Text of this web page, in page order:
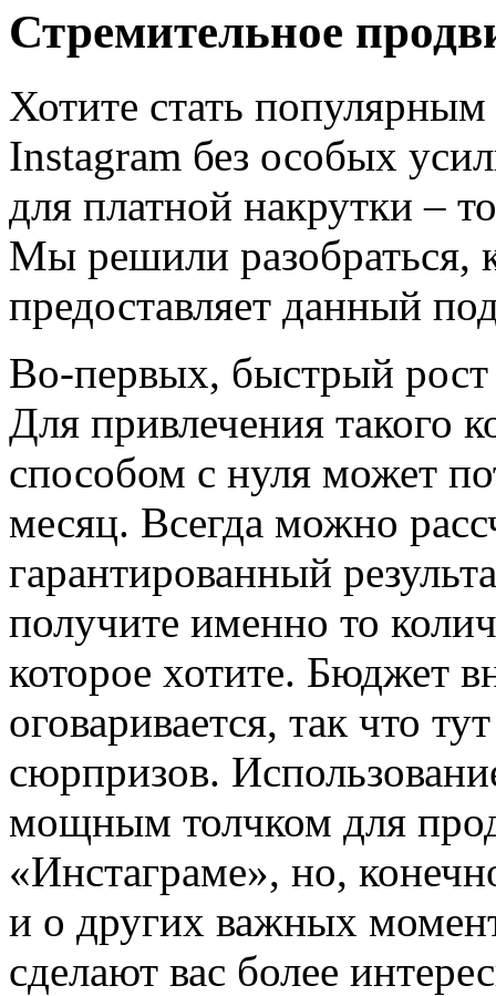
Стремительное
Хотите стать
Instagram без особых
для платной накрутки –
Мы решили разобраться,
предоставляет данный
Во-первых, быстрый рост
Для привлечения такого
способом с нуля может
месяц. Всегда можно
гарантированный
получите именно то
которое хотите. Бюджет
оговаривается, так что
сюрпризов.
мощным толчком для
«Инстаграме», но,
и о других важных
сделают вас более